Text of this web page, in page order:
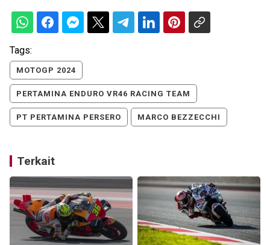
Tags:
MOTOGP 2024
PERTAMINA ENDURO VR46 RACING TEAM
PT PERTAMINA PERSERO MARCO BEZZECCHI
Terkait